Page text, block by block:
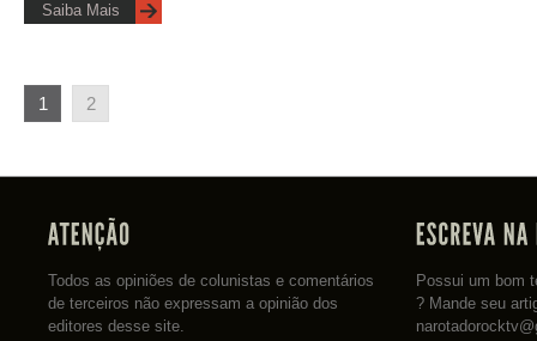
Saiba Mais
1 2
Todos as opiniões de colunistas e comentários
de terceiros não expressam a opinião dos
editores desse site.
Possui um bom
? Mande seu